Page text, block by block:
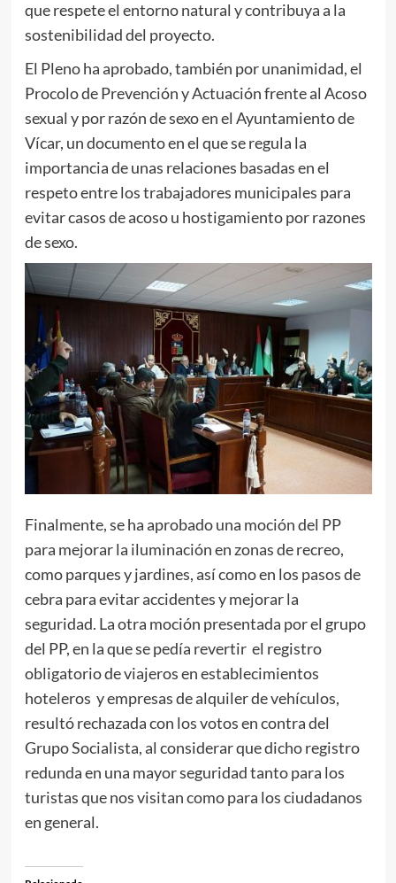
que respete el entorno natural y contribuya a la
sostenibilidad del proyecto.
El Pleno ha aprobado, también por unanimidad, el
Procolo de Prevención y Actuación frente al Acoso
sexual y por razón de sexo en el Ayuntamiento de
Vícar, un documento en el que se regula la
importancia de unas relaciones basadas en el
respeto entre los trabajadores municipales para
evitar casos de acoso u hostigamiento por razones
de sexo.
Finalmente, se ha aprobado una moción del PP
para mejorar la iluminación en zonas de recreo,
como parques y jardines, así como en los pasos de
cebra para evitar accidentes y mejorar la
seguridad. La otra moción presentada por el grupo
del PP, en la que se pedía revertir el registro
obligatorio de viajeros en establecimientos
hoteleros y empresas de alquiler de vehículos,
resultó rechazada con los votos en contra del
Grupo Socialista, al considerar que dicho registro
redunda en una mayor seguridad tanto para los
turistas que nos visitan como para los ciudadanos
en general.